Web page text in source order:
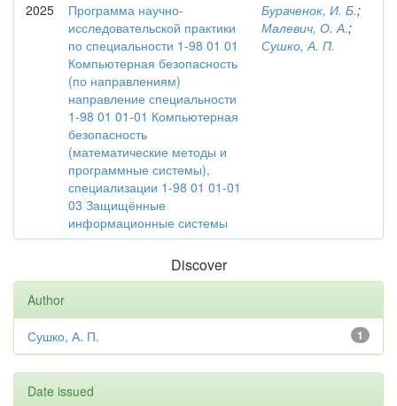
2025
Программа научно-
исследовательской практики
по специальности 1-98 01 01
Компьютерная безопасность
(по направлениям)
направление специальности
1-98 01 01-01 Компьютерная
безопасность
(математические методы и
программные системы),
специализации 1-98 01 01-01
03 Защищённые
информационные системы
Бураченок, И. Б.;
Малевич, О. А.;
Сушко, А. П.
Discover
Author
1
Сушко, А. П.
Date issued